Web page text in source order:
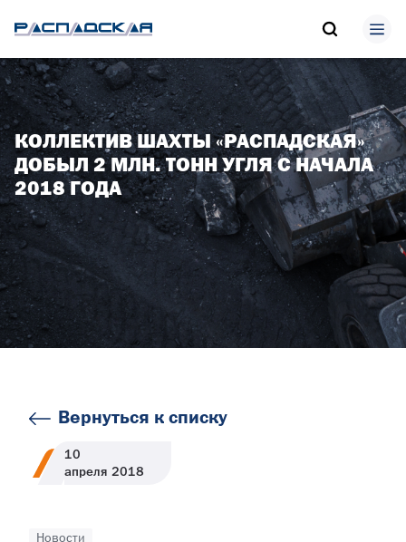
КОЛЛЕКТИВ ШАХТЫ «РАСПАДСКАЯ»
ДОБЫЛ 2 МЛН. ТОНН УГЛЯ С НАЧАЛА
2018 ГОДА
Вернуться к списку
10
апреля 2018
Новости